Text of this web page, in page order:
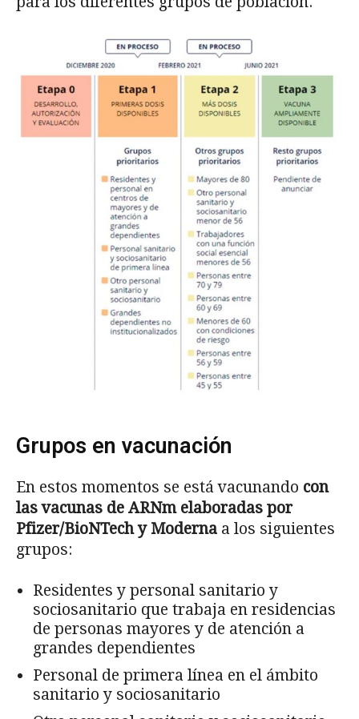
Grupos en vacunación
En estos momentos se está vacunando con
las vacunas de ARNm elaboradas por
Pfizer/BioNTech y Moderna a los siguientes
grupos:
Residentes y personal sanitario y
sociosanitario que trabaja en residencias
de personas mayores y de atención a
grandes dependientes
Personal de primera línea en el ámbito
sanitario y sociosanitario